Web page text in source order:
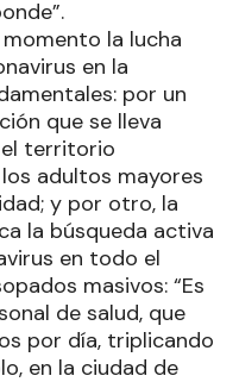
la lucha
en la
por un
que se lleva
territorio
adultos mayores
y por otro, la
la búsqueda activa
en todo el
masivos: “Es
de salud, que
por día, triplicando
en la ciudad de